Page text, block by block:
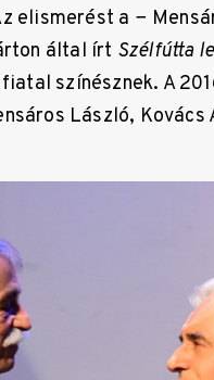
elismerést a −
által írt Szélfútta
színésznek. A
László,